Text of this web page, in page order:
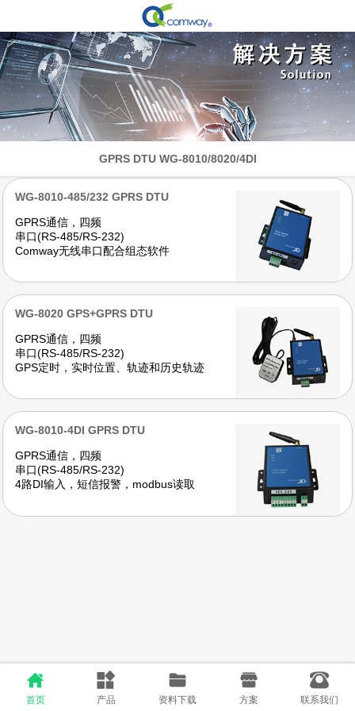
GPRS DTU WG-8010/8020/4DI
WG-8010-485/232 GPRS DTU
GPRS通信，四频
串口(RS-485/RS-232)
Comway无线串口配合组态软件
WG-8020 GPS+GPRS DTU
GPRS通信，四频
串口(RS-485/RS-232)
GPS定时，实时位置、轨迹和历史轨迹
WG-8010-4DI GPRS DTU
GPRS通信，四频
串口(RS-485/RS-232)
4路DI输入，短信报警，modbus读取